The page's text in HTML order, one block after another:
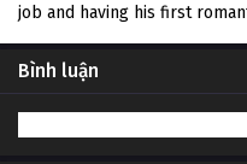
job and having his first
Bình luận